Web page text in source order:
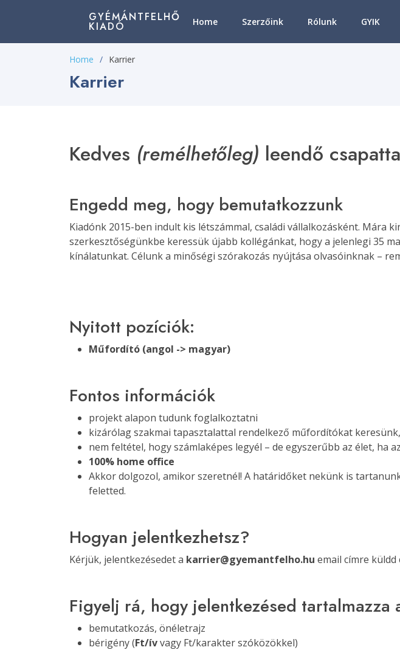
GYÉMÁNTFELHŐ
KIADÓ Home Szerzőink Rólunk GYIK
Home Karrier
Karrier
Kedves (remélhetőleg) leendő
Engedd meg, hogy bemutatkozzunk
Kiadónk 2015-ben indult kis létszámmal, családi vállalkozásként. Mára
szerkesztőségünkbe keressük újabb kollégánkat, hogy a jelenlegi 35
kínálatunkat. Célunk a minőségi szórakozás nyújtása olvasóinknak –
Nyitott pozíciók:
Műfordító (angol -> magyar)
Fontos információk
projekt alapon tudunk foglalkoztatni
kizárólag szakmai tapasztalattal rendelkező műfordítókat
nem feltétel, hogy számlaképes legyél – de egyszerűbb az élet, ha
100% home office
Akkor dolgozol, amikor szeretnél! A határidőket nekünk is
feletted.
Hogyan jelentkezhetsz?
Kérjük, jelentkezésedet a karrier@gyemantfelho.hu email címre küldd
Figyelj rá, hogy jelentkezésed tartalmazza
bemutatkozás, önéletrajz
bérigény (Ft/ívvagy Ft/karakter szóközökkel)